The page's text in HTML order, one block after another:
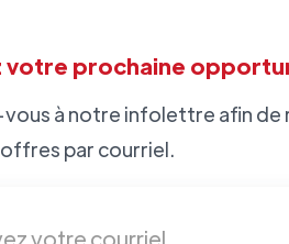
votre prochaine
à notre infolettre afin de
par courriel.